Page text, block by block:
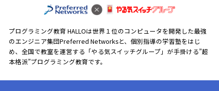
プログラミング教育 HALLOは世界１位のコンピュータを開発した最強
のエンジニア集団Preferred Networksと、 個別指導の学習塾をはじ
め、全国で教室を運営する「やる気スイッチグループ」が手掛ける”超
本格派”プログラミング教育です。